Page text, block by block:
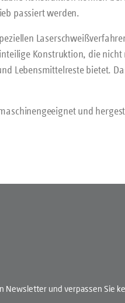
passiert werden.
Konstruktion, die
Lebensmittelreste bietet.
und
Newsletter und verpassen Sie